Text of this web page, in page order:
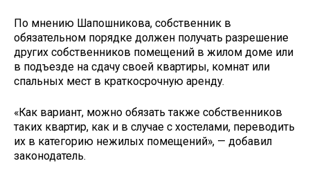
По мнению Шапошникова, собственник в
обязательном порядке должен получать разрешение
других собственников помещений в жилом доме или
в подъезде на сдачу своей квартиры, комнат или
спальных мест в краткосрочную аренду.
«Как вариант, можно обязать также собственников
таких квартир, как и в случае с хостелами, переводить
их в категорию нежилых помещений», — добавил
законодатель.